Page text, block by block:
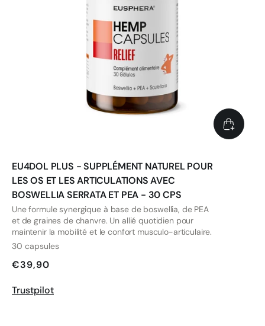
EU4DOL PLUS - SUPPLÉMENT NATUREL POUR
LES OS ET LES ARTICULATIONS AVEC
BOSWELLIA SERRATA ET PEA - 30 CPS
Une formule synergique à base de boswellia, de PEA
et de graines de chanvre. Un allié quotidien pour
maintenir la mobilité et le confort musculo-articulaire.
30 capsules
€39,90
Trustpilot